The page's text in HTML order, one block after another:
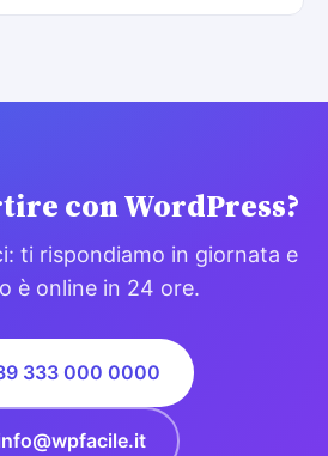
con WordPress?
ti rispondiamo in giornata e
è online in 24 ore.
333 000 0000